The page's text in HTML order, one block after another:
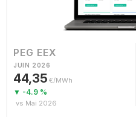
PEG EEX
JUIN 2026
44,35 €/MWh
▼ -4.9 %
vs Mai 2026